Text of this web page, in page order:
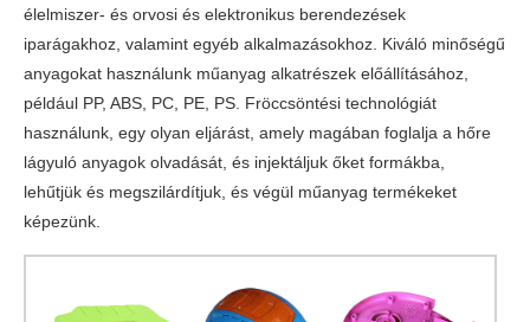
élelmiszer- és orvosi és elektronikus berendezések
iparágakhoz, valamint egyéb alkalmazásokhoz. Kiváló minőségű
anyagokat használunk műanyag alkatrészek előállításához,
például PP, ABS, PC, PE, PS. Fröccsöntési technológiát
használunk, egy olyan eljárást, amely magában foglalja a hőre
lágyuló anyagok olvadását, és injektáljuk őket formákba,
lehűtjük és megszilárdítjuk, és végül műanyag termékeket
képezünk.